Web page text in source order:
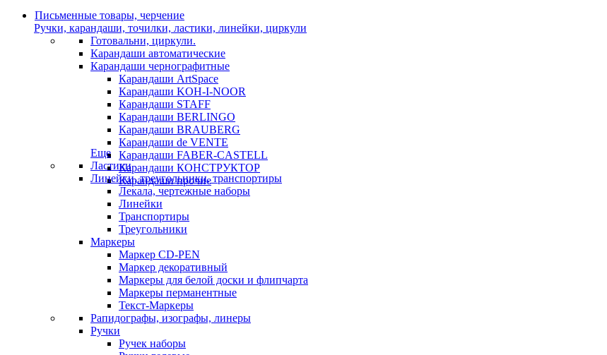
Письменные товары, черчение
Ручки, карандаши, точилки, ластики, линейки, циркули
Готовальни, циркули.
Карандаши автоматические
Карандаши чернографитные
Карандаши ArtSpace
Карандаши KOH-I-NOOR
Карандаши STAFF
Карандаши BERLINGO
Карандаши BRAUBERG
Карандаши de VENTE
Карандаши FABER-CASTELL
Карандаши КОНСТРУКТОР
Карандаши прочие
Еще
Ластики
Линейки, треугольники, транспортиры
Лекала, чертежные наборы
Линейки
Транспортиры
Треугольники
Маркеры
Маркер CD-PEN
Маркер декоративный
Маркеры для белой доски и флипчарта
Маркеры перманентные
Текст-Маркеры
Рапидографы, изографы, линеры
Ручки
Ручек наборы